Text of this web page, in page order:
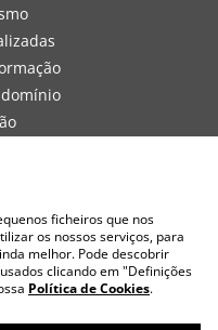
ficheiros que nos
os nossos serviços, para
melhor. Pode descobrir
clicando em "Definições
Política de Cookies.